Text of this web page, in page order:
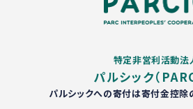
特定非営利活動法
パルシック（
パルシックへの寄付は寄付金控除